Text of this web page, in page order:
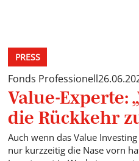
PRESS
Fonds Professionell
Value-Experte:
die Rückkehr
Auch wenn das Value
nur kurzzeitig die Nase vorn